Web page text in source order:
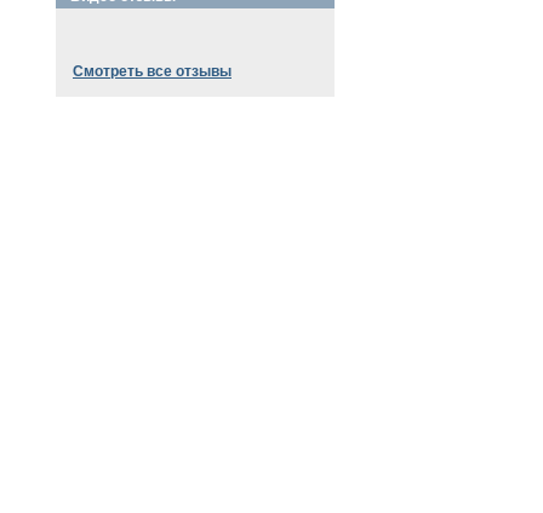
Смотреть все отзывы